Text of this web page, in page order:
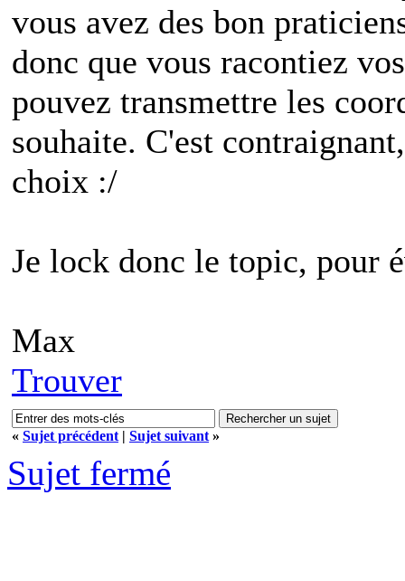
vous avez des bon
donc que vous racontiez
pouvez transmettre les
souhaite. C'est
choix :/
Je lock donc le topic, pour
Max
Trouver
« Sujet précédent | Sujet suivant »
Sujet fermé